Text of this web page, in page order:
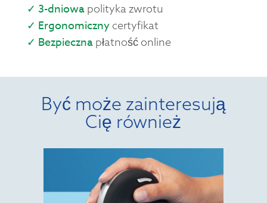
✓ 3-dniowapolityka zwrotu
✓ Ergonomicznycertyfikat
✓ Bezpiecznapłatność online
Być może zainteresują
Cię również